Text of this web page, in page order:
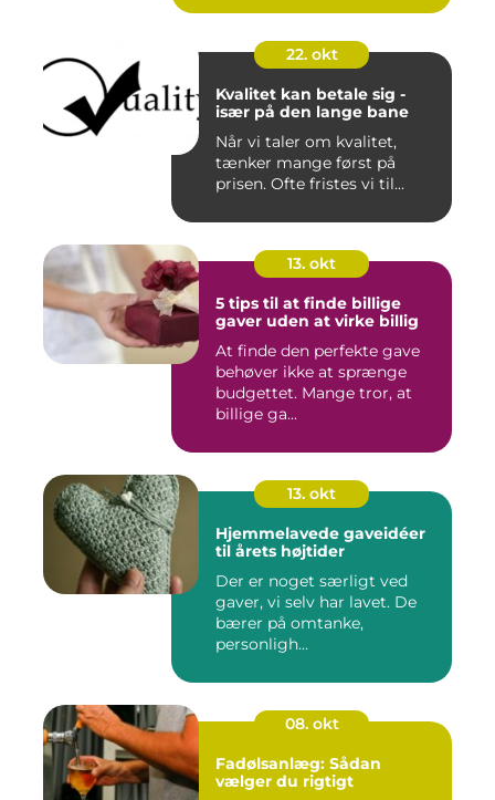
22. okt
Kvalitet kan betale sig -
især på den lange bane
Når vi taler om kvalitet,
tænker mange først på
prisen. Ofte fristes vi til...
13. okt
5 tips til at finde billige
gaver uden at virke billig
At finde den perfekte gave
behøver ikke at sprænge
budgettet. Mange tror, at
billige ga...
13. okt
Hjemmelavede gaveidéer
til årets højtider
Der er noget særligt ved
gaver, vi selv har lavet. De
bærer på omtanke,
personligh...
08. okt
Fadølsanlæg: Sådan
vælger du rigtigt